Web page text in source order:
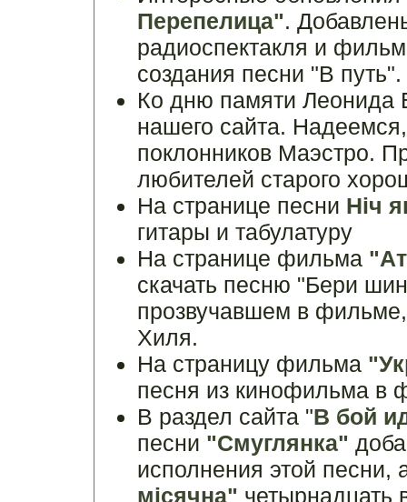
Перепелица".
радиоспектакля и
создания песни "В путь".
Ко дню памяти
нашего сайта.
поклонников Маэстро.
любителей старого
На странице песни Нiч
гитары и табулатуру
На странице фильма
скачать песню "Бери
прозвучавшем в
Хиля.
На страницу фильма
песня из кинофильма в
В раздел сайта "В бой
песни "Смуглянка"
исполнения этой песни,
мiсячна" четырнадцать